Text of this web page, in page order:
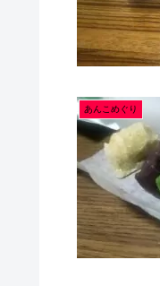
あんこめぐり